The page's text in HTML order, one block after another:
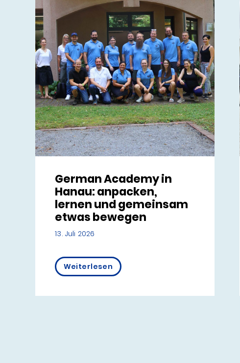
German Academy in
Hanau: anpacken,
lernen und gemeinsam
etwas bewegen
13. Juli 2026
Weiterlesen